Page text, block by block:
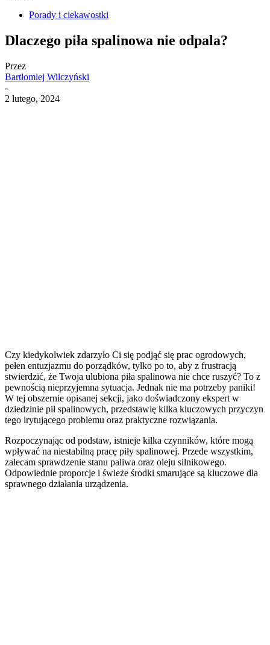
Porady i ciekawostki
Dlaczego piła spalinowa nie odpala?
Przez
Bartłomiej Wilczyński
-
2 lutego, 2024
Czy kiedykolwiek zdarzyło Ci się podjąć się prac ogrodowych,
pełen entuzjazmu do porządków, tylko po to, aby z frustracją
stwierdzić, że Twoja ulubiona piła spalinowa nie chce ruszyć? To z
pewnością nieprzyjemna sytuacja. Jednak nie ma potrzeby paniki!
W tej obszernie opisanej sekcji, jako doświadczony ekspert w
dziedzinie pił spalinowych, przedstawię kilka kluczowych przyczyn
tego irytującego problemu oraz praktyczne rozwiązania.
Rozpoczynając od podstaw, istnieje kilka czynników, które mogą
wpływać na niestabilną pracę piły spalinowej. Przede wszystkim,
zalecam sprawdzenie stanu paliwa oraz oleju silnikowego.
Odpowiednie proporcje i świeże środki smarujące są kluczowe dla
sprawnego działania urządzenia.